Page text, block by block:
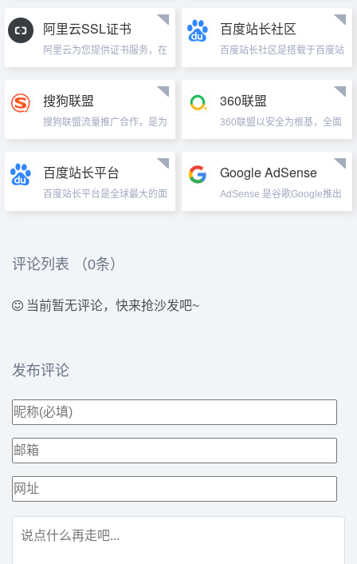
域基础业务：域名注册、虚拟
主机、VPS、独立主机，以及
域名主机领域的衍生业务：独
立IP、SSL证书、网站建设、
商和服务商，最权威的数字证
书颁发机构，为企业、个人用
户和服务供应商提供广泛的内
容和网络安全解决方案， 帮助
阿里云SSL证书
阿里云为您提供证书服务，在
云上签发Symantec、
实现网站HTTPS化，使网站可
信，防劫持、防篡改、防监
听。并对云上证书进行统一生
命周期管理，简化证书部署...
百度站长社区
百度站长社区是搭载于百度站
长平台，为站长们提供交流学
助、站长工具、官方问答集
锦、学院同学汇、活动专区、
站长江湖等版块，旨在全心全
意为站长服务，与百度携手共
搜狗联盟
搜狗联盟流量推广合作，是为
合作伙伴提供的搜索支持服
站、网吧等渠道，在让自己的
用户便捷的使用搜索引擎的同
时，还能根据用户搜索的关键
字显示最相关的搜狗推广内
360联盟
360联盟以安全为根基，全面
提升直客收量阶梯价格，开放
伴获取更大收益。稳定的平台
系统，便捷的操作流程，帮助
会员流量快速变现。...
百度站长平台
百度站长平台是全球最大的面
向中文互联网管理者、移动开
具， SEO的优化建议等。通过
Google AdSense
AdSense 是谷歌Google推出
的一款免费产品，通过在您的
评论列表 （0条）
当前暂无评论，快来抢沙发吧~
发布评论